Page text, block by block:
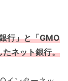
行」と「GMO
たネット銀行。